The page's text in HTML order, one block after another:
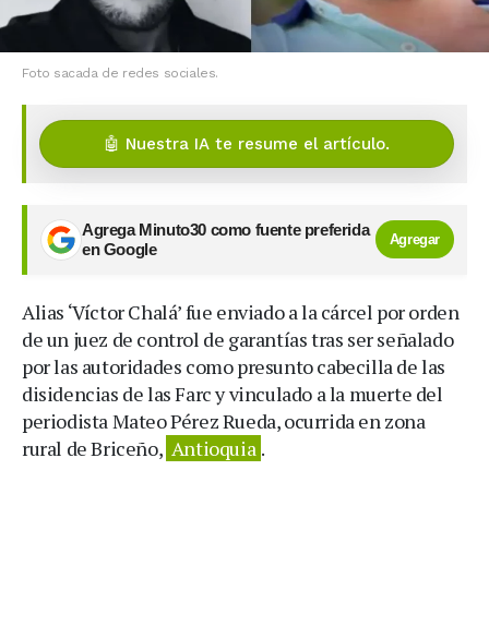
Foto sacada de redes sociales.
🤖 Nuestra IA te resume el artículo.
Agrega Minuto30 como fuente preferida
en Google
Agregar
Alias ‘Víctor Chalá’ fue enviado a la cárcel por orden
de un juez de control de garantías tras ser señalado
por las autoridades como presunto cabecilla de las
disidencias de las Farc y vinculado a la muerte del
periodista Mateo Pérez Rueda, ocurrida en zona
rural de Briceño, Antioquia .